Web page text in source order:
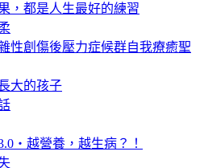
，都是人生最好的練習
性創傷後壓力症候群自我療癒聖
大的孩子
越營養，越生病？！